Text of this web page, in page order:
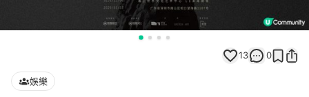
13 0
娛樂